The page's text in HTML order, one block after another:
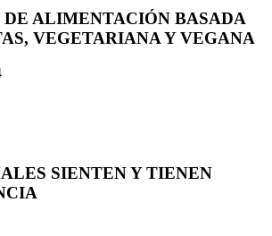
DE ALIMENTACIÓN BASADA
VEGETARIANA Y VEGANA
SIENTEN Y TIENEN